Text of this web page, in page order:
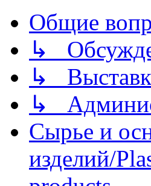
Общие
↳
↳
↳
Сырье и
изделий/